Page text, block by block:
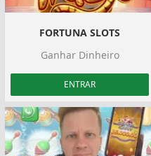
FORTUNA SLOTS
Ganhar Dinheiro
ENTRAR